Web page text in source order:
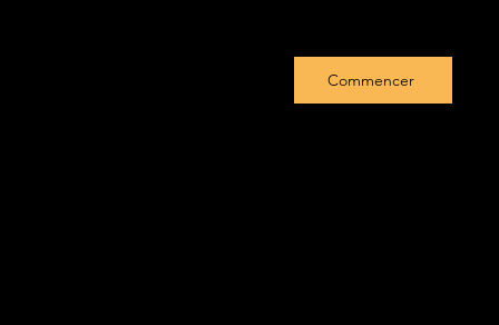
Commencer